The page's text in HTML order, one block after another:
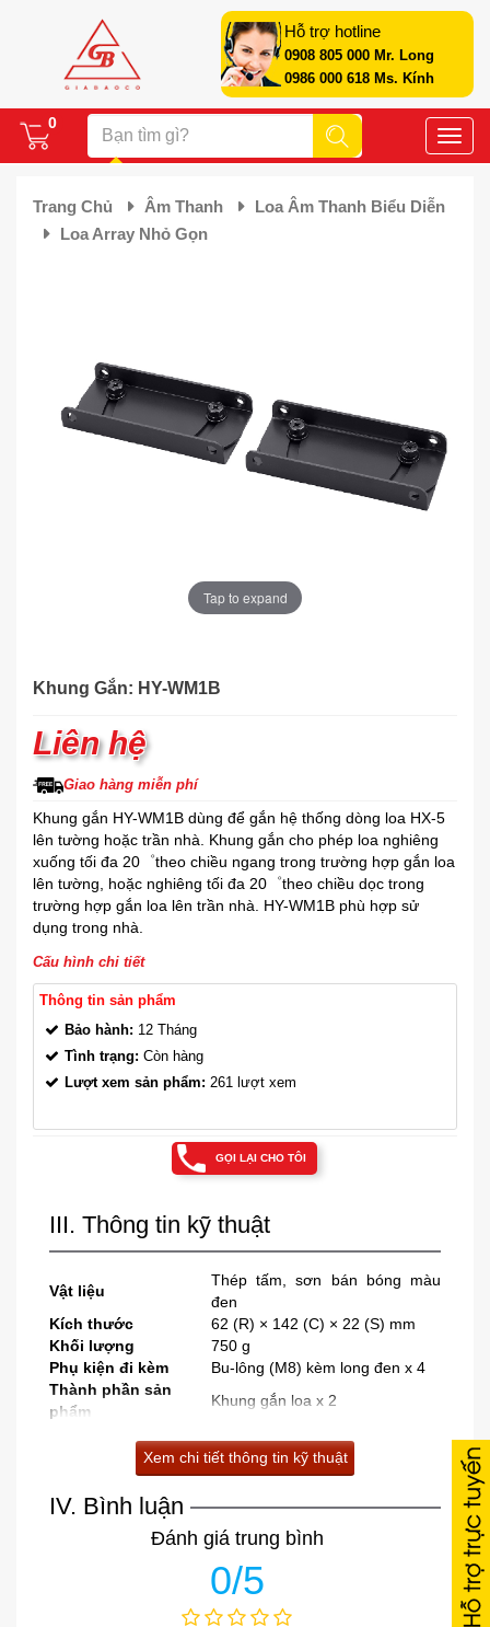
Hỗ trợ hotline
0908 805 000 Mr. Long
0986 000 618 Ms. Kính
Toggle
0
Trang Chủ Âm Thanh
Loa Âm Thanh Biểu Diễn
Loa Array Nhỏ Gọn
Tap to expand
Khung Gắn: HY-WM1B
Liên hệ
Giao hàng miễn phí
Khung gắn HY-WM1B dùng để gắn hệ thống dòng loa HX-5
lên tường hoặc trần nhà. Khung gắn cho phép loa nghiêng
xuống tối đa 20゜theo chiều ngang trong trường hợp gắn loa
lên tường, hoặc nghiêng tối đa 20゜theo chiều dọc trong
trường hợp gắn loa lên trần nhà. HY-WM1B phù hợp sử
dụng trong nhà.
Cấu hình chi tiết
Thông tin sản phẩm
Bảo hành: 12 Tháng
Tình trạng: Còn hàng
Lượt xem sản phẩm: 261 lượt xem
GỌI LẠI CHO TÔI
III. Thông tin kỹ thuật
Vật liệu
Thép tấm, sơn bán bóng màu
đen
Kích thước
62 (R) × 142 (C) × 22 (S) mm
Khối lượng
750 g
Phụ kiện đi kèm
Bu-lông (M8) kèm long đen x 4
Thành phần sản
phẩm
Khung gắn loa x 2
Xem chi tiết thông tin kỹ thuật
IV. Bình luận
Đánh giá trung bình
0/5